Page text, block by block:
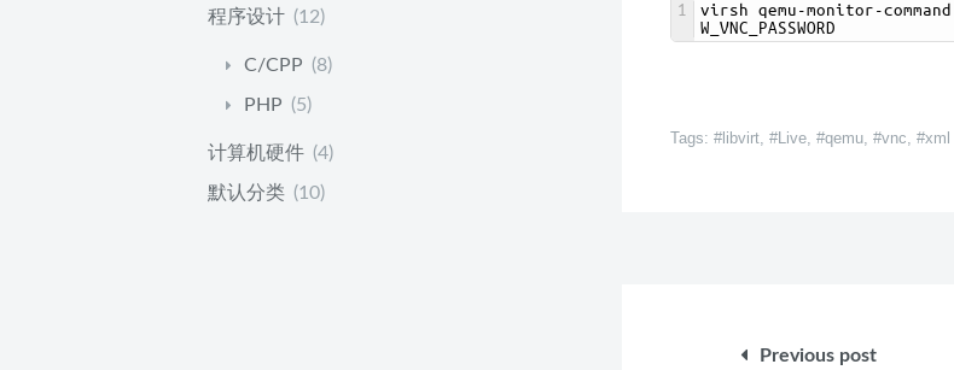
1 virsh qemu -monitor -command
W_VNC_PASSWORD
Tags: libvirt, Live, qemu, vnc, xml
Previous post
程序设计 (12)
C/CPP (8)
PHP (5)
计算机硬件 (4)
默认分类 (10)